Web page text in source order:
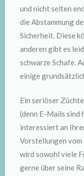
und nicht selten
die Abstammung
Sicherheit. Diese
anderen gibt es
schwarze Schafe.
einige
Ein seriöser
(denn E-Mails sind
interessiert an
Vorstellungen
wird sowohl viele
gerne über seine